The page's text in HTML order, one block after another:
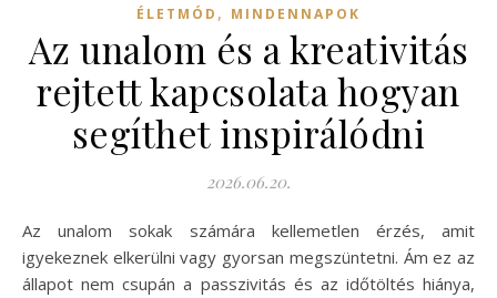
ÉLETMÓD , MINDENNAPOK
Az unalom és a kreativitás
rejtett kapcsolata hogyan
segíthet inspirálódni
2026.06.20.
Az unalom sokak számára kellemetlen érzés, amit
igyekeznek elkerülni vagy gyorsan megszüntetni. Ám ez az
állapot nem csupán a passzivitás és az időtöltés hiánya,